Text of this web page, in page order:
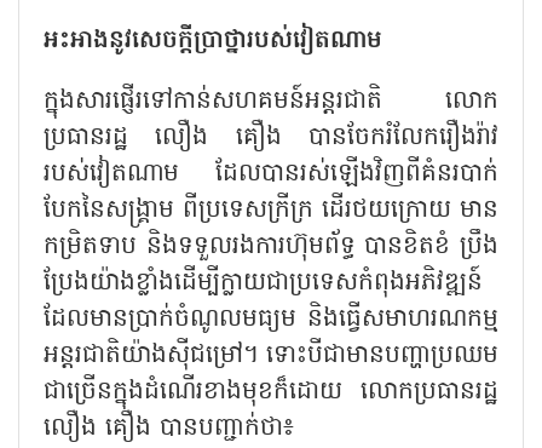
អះអាងនូវសេចក្តីប្រាថ្នារបស់វៀតណាម
ក្នុងសារផ្ញើរទៅកាន់សហគមន៍អន្តរជាតិ លោក
ប្រធានរដ្ឋ លឿង គឿង បានចែករំលែករឿងរ៉ាវ
របស់វៀតណាម ដែលបានរស់ឡើងវិញពីគំនរបាក់
បែកនៃសង្គ្រាម ពីប្រទេសក្រីក្រ ដើរថយក្រោយ មាន
កម្រិតទាប និងទទួលរងការហ៊ុមព័ទ្ធ បានខិតខំ ប្រឹង
ប្រែងយ៉ាងខ្លាំងដើម្បីក្លាយជាប្រទេសកំពុងអភិវឌ្ឍន៍
ដែលមានប្រាក់ចំណូលមធ្យម និងធ្វើសមាហរណកម្ម
អន្តរជាតិយ៉ាងស៊ីជម្រៅ។ ទោះបីជាមានបញ្ហាប្រឈម
ជាច្រើនក្នុងដំណើរខាងមុខក៏ដោយ លោកប្រធានរដ្ឋ
លឿង គឿង បានបញ្ជាក់ថា៖